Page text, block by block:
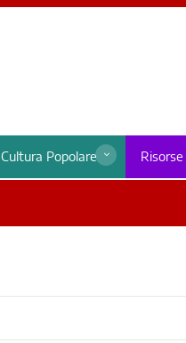
Cultura Popolare Risorse